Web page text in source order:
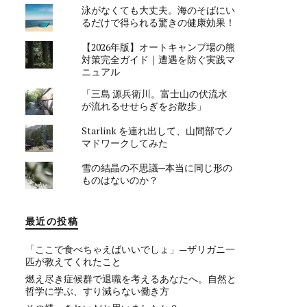
泳がなくても大丈夫。海のそばにい
るだけで得られる驚きの健康効果！
【2026年版】オートキャンプ場の熊
対策完全ガイド｜遭遇を防ぐ実践マ
ニュアル
「三島 源兵衛川。富士山の伏流水
が流れるせせらぎをお散歩」
Starlink を連れ出して、山間部でノ
マドワークしてみた
雪の結晶の不思議─本当に同じ形の
ものはないのか？
最近の投稿
「ここで食べちゃえばいいでしょ」—ザリガニ一
匹が教えてくれたこと
燃え尽き症候群で退職を考えるあなたへ。自然と
哲学に学ぶ、すり減らない働き方